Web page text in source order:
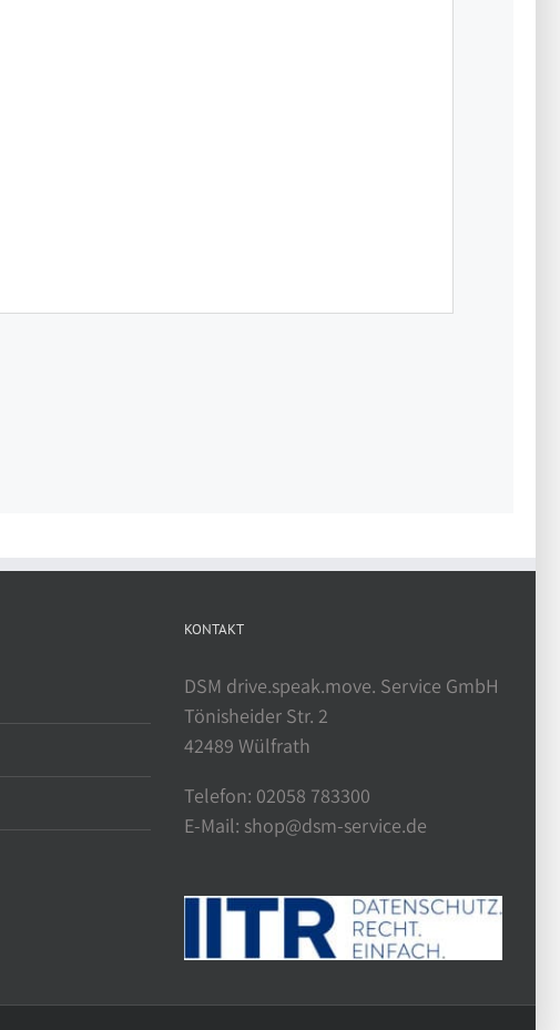
KONTAKT
DSM drive.speak.move. Service GmbH
Tönisheider Str. 2
42489 Wülfrath
Telefon: 02058 783300
E-Mail: shop@dsm-service.de